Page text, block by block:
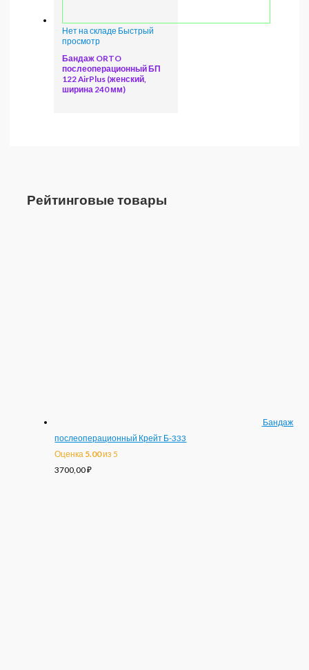
Нет на складе Быстрый
просмотр
Бандаж ORTO
послеоперационный БП
122 AirPlus (женский,
ширина 240 мм)
Рейтинговые товары
Бандаж
послеоперационный Крейт Б-333
Оценка 5.00из 5
3700,00₽